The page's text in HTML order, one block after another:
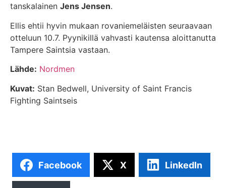
tanskalainen Jens Jensen.
Ellis ehtii hyvin mukaan rovaniemeläisten seuraavaan
otteluun 10.7. Pyynikillä vahvasti kautensa aloittanutta
Tampere Saintsia vastaan.
Lähde: Nordmen
Kuvat: Stan Bedwell, University of Saint Francis
Fighting Saintseis
Facebook X LinkedIn